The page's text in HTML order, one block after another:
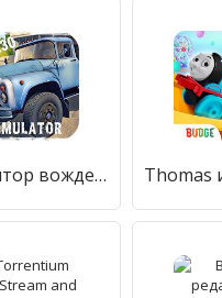
Симулятор вождения ЗИЛ 130